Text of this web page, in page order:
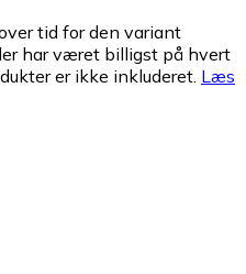
tid for den variant
har været billigst på hvert
er ikke inkluderet. Læs